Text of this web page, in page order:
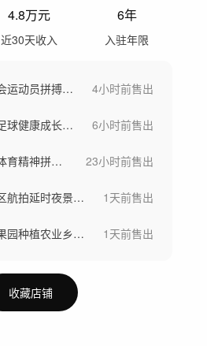
4.8万元
近30天收入
6年
入驻年限
运动体育比赛运动会运动员拼搏激情奋斗健身 4小时前售出
足球小朋友运动踢足球健康成长体育小孩校园 6小时前售出
乒乓球运动奥运会体育精神拼搏乒乓球奋斗 23小时前售出
香港地标城市大湾区航拍延时夜景香港宣传片 1天前售出
葡萄水果阳光玫瑰果园种植农业乡村振兴丰收 1天前售出
收藏店铺